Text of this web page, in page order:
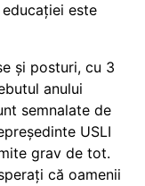
este
și posturi, cu 3
anului
semnalate de
USLI
grav de tot.
că oamenii